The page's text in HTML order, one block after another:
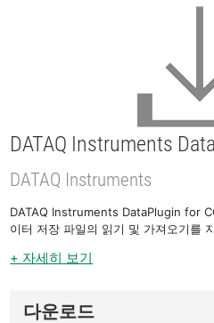
DATAQ Instruments
DATAQ Instruments
DATAQ Instruments DataPlugin for
이터 저장 파일의 읽기 및 가져오기를
+ 자세히 보기
다운로드